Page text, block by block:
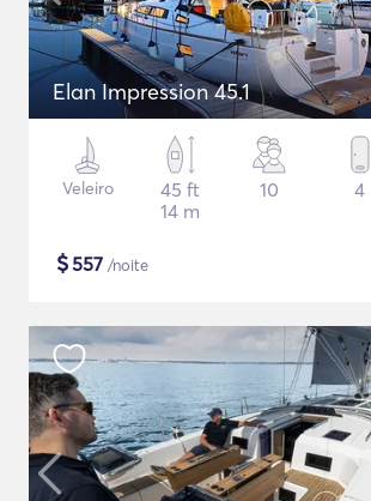
Elan Impression 45.1
Veleiro
45 ft
14 m
10 4
$557 /noite